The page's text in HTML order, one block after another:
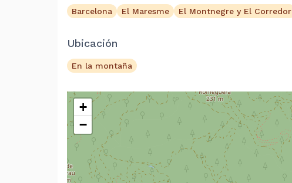
Barcelona El Maresme El Montnegre y El Corredor
Ubicación
En la montaña
+
−